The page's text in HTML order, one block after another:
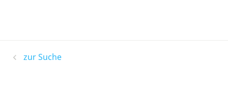
zur Suche